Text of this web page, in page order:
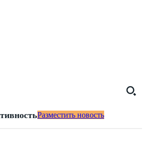
Разместить новость